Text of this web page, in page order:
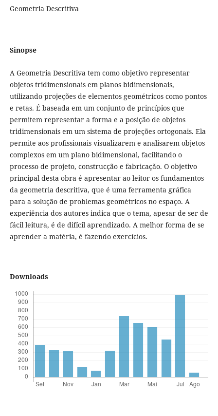
Geometria Descritiva
Sinopse
A Geometria Descritiva tem como objetivo representar
objetos tridimensionais em planos bidimensionais,
utilizando projeções de elementos geométricos como pontos
e retas. É baseada em um conjunto de princípios que
permitem representar a forma e a posição de objetos
tridimensionais em um sistema de projeções ortogonais. Ela
permite aos profissionais visualizarem e analisarem objetos
complexos em um plano bidimensional, facilitando o
processo de projeto, construcção e fabricação. O objetivo
principal desta obra é apresentar ao leitor os fundamentos
da geometria descritiva, que é uma ferramenta gráfica
para a solução de problemas geométricos no espaço. A
experiência dos autores indica que o tema, apesar de ser de
fácil leitura, é de difícil aprendizado. A melhor forma de se
aprender a matéria, é fazendo exercícios.
Downloads